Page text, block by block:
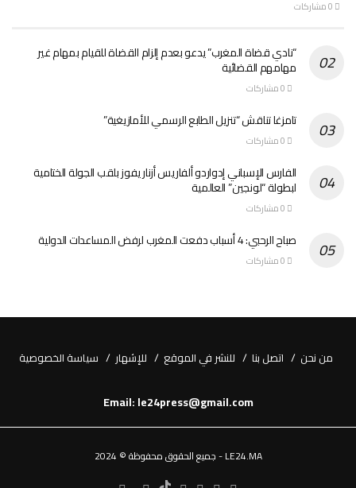
“نادي قضاة المغرب” يدعو بعدم إلزام القضاة للقيام بمهام غير
مهامهم القضائية
تامزغا تناقش “تنزيل الطابع الرسمي للأمازيغية”
الفارس الإسباني إدواردو ألفاريس أزنار يفوز بلقب الجولة الختامية
لبطولة “لونجين” العالمية
صباح الرحبي: 4 أسباب دفعت المغرب لرفض المساعدات الدولية
من نحن اتصل بنا للنشر في الموقع للإشهار سياسة الخصوصية
Email: le24press@gmail.com
LE24.MA - جميع الحقوق محفوظة © 2024